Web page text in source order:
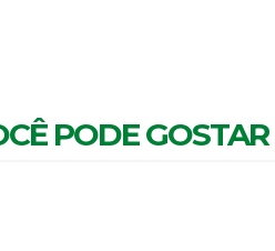
PODE GOSTAR